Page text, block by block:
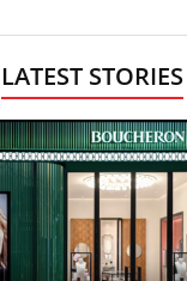
LATEST STORIES